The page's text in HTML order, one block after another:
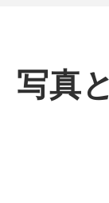
写真